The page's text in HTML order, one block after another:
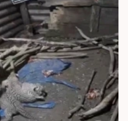
雨！善良農民供吃供